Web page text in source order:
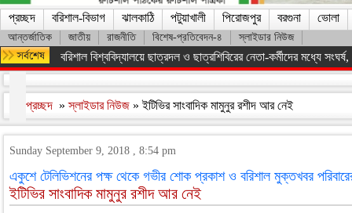
প্রচ্ছদ বরিশাল-বিভাগ ঝালকাঠি পটুয়াখালী পিরোজপুর বরগুনা ভোলা
আন্তর্জাতিক জাতীয় রাজনীতি বিশেষ-প্রতিবেদন-৪ স্লাইডার নিউজ
বরিশাল বিশ্ববিদ্যালয়ে ছাত্রদল ও ছাত্রশিবিরের নেতা-কর্মীদের মধ্যে সংঘর্ষ,
প্রচ্ছদ »স্লাইডার নিউজ » ইটিভির সাংবাদিক মামুনুর রশীদ আর নেই
Sunday September 9, 2018 , 8:54 pm
একুশে টেলিভিশনের পক্ষ থেকে গভীর শোক প্রকাশ ও বরিশাল মুক্তখবর
ইটিভির সাংবাদিক মামুনুর রশীদ আর নেই